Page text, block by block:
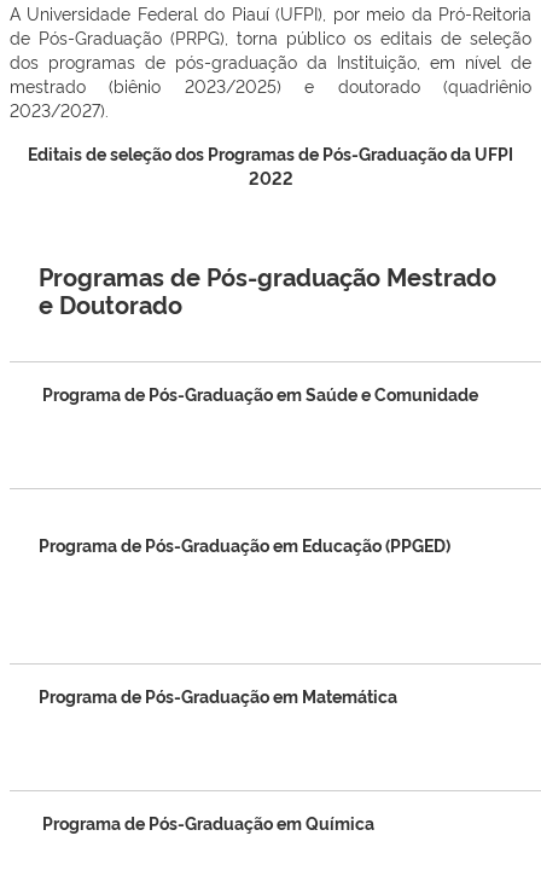
A Universidade Federal do Piauí (UFPI), por meio da Pró-Reitoria
de Pós-Graduação (PRPG), torna público os editais de seleção
dos programas de pós-graduação da Instituição, em nível de
mestrado (biênio 2023/2025) e doutorado (quadriênio
2023/2027).
Editais de seleção dos Programas de Pós-Graduação da UFPI
2022
Programas de Pós-graduação Mestrado
e Doutorado
Programa de Pós-Graduação em Saúde e Comunidade
Programa de Pós-Graduação em Educação (PPGED)
Programa de Pós-Graduação em Matemática
Programa de Pós-Graduação em Química